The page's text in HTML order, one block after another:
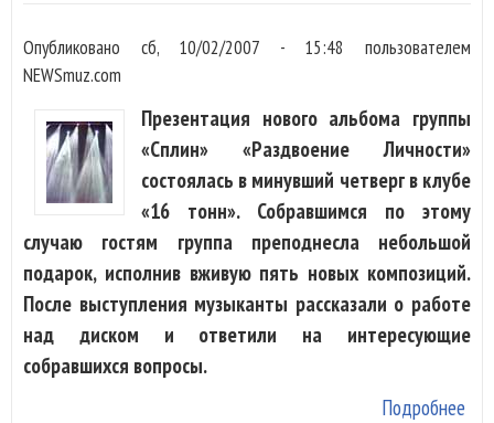
Опубликовано сб, 10/02/2007 - 15:48
пользователем
NEWSmuz.com
Презентация нового альбома группы
«Сплин» «Раздвоение Личности»
состоялась в минувший четверг в клубе
«16 тонн». Собравшимся по этому
случаю гостям группа преподнесла небольшой
подарок, исполнив вживую пять новых композиций.
После выступления музыканты рассказали о работе
над диском и ответили на интересующие
собравшихся вопросы.
Подробнее